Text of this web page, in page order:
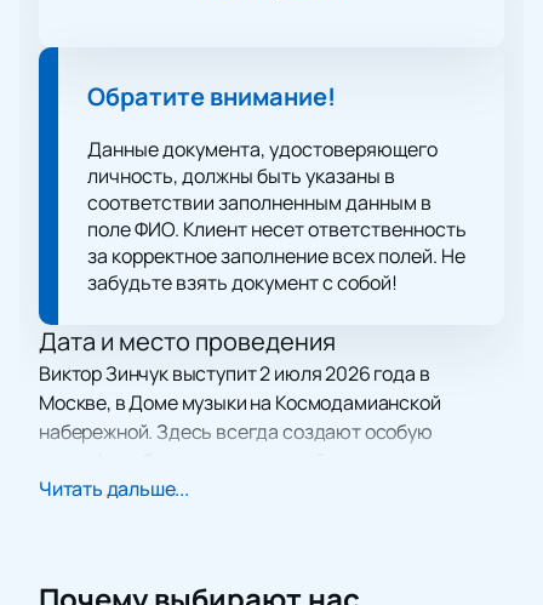
Обратите внимание!
Данные документа, удостоверяющего
личность, должны быть указаны в
соответствии заполненным данным в
поле ФИО. Клиент несет ответственность
за корректное заполнение всех полей. Не
забудьте взять документ с собой!
Дата и место проведения
Виктор Зинчук выступит 2 июля 2026 года в
Москве, в Доме музыки на Космодамианской
набережной. Здесь всегда создают особую
подчеркнет каждую деталь программы.
В этот вечер гости встретятся с Виктором
Читать дальше...